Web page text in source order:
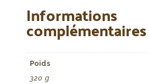
Informations
complémentaires
Poids
320 g